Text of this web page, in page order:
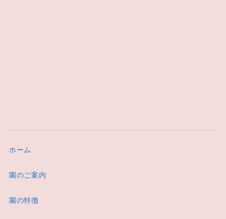
ホーム
園のご案内
園の特徴